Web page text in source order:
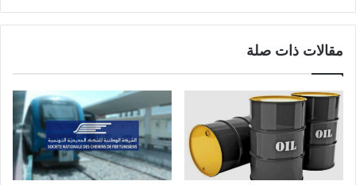
مقالات ذات صلة